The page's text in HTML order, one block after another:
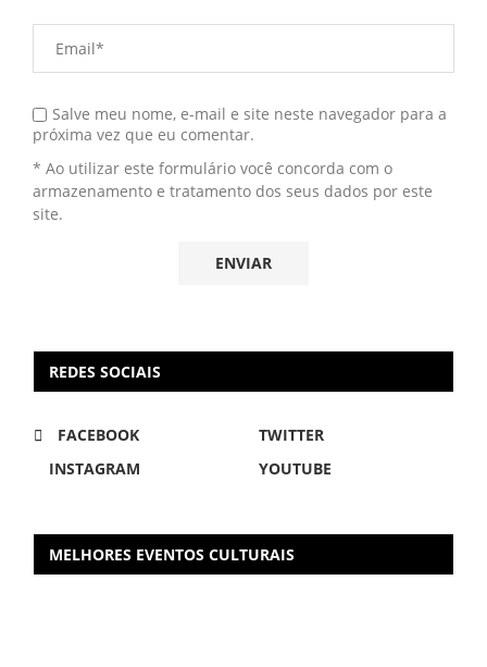
Salve meu nome, e-mail e site neste navegador para a
próxima vez que eu comentar.
* Ao utilizar este formulário você concorda com o
armazenamento e tratamento dos seus dados por este
site.
REDES SOCIAIS
FACEBOOK
TWITTER
INSTAGRAM
YOUTUBE
MELHORES EVENTOS CULTURAIS